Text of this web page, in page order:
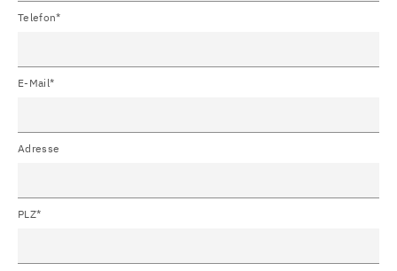
Telefon*
E-Mail*
Adresse
PLZ*